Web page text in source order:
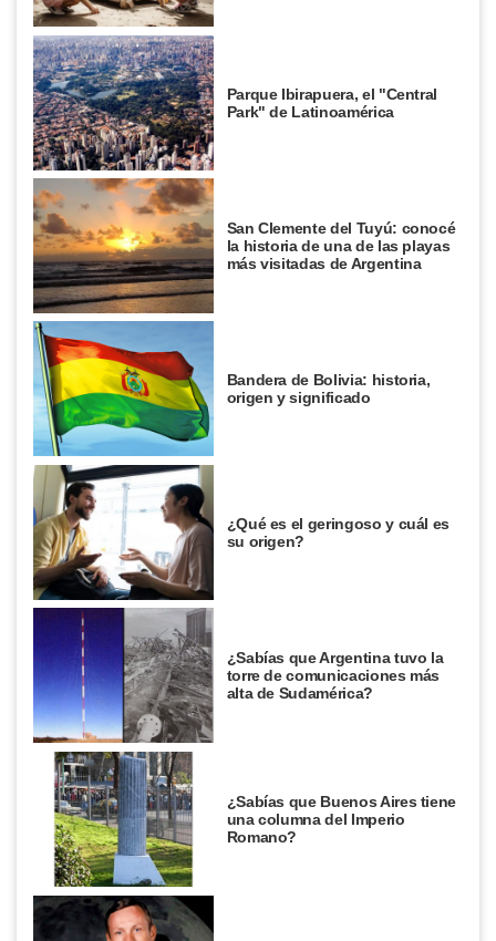
Parque Ibirapuera, el "Central
Park" de Latinoamérica
San Clemente del Tuyú: conocé
la historia de una de las playas
más visitadas de Argentina
Bandera de Bolivia: historia,
origen y significado
¿Qué es el geringoso y cuál es
su origen?
¿Sabías que Argentina tuvo la
torre de comunicaciones más
alta de Sudamérica?
¿Sabías que Buenos Aires tiene
una columna del Imperio
Romano?